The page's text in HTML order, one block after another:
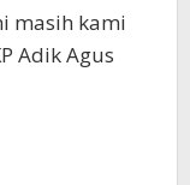
masih kami
Adik Agus